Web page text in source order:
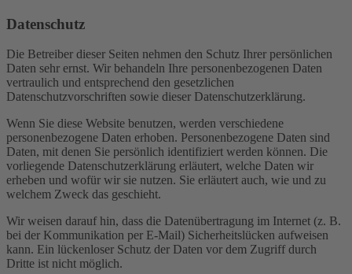
Datenschutz
Die Betreiber dieser Seiten nehmen den Schutz Ihrer persönlichen
Daten sehr ernst. Wir behandeln Ihre personenbezogenen Daten
vertraulich und entsprechend den gesetzlichen
Datenschutzvorschriften sowie dieser Datenschutzerklärung.
Wenn Sie diese Website benutzen, werden verschiedene
personenbezogene Daten erhoben. Personenbezogene Daten sind
Daten, mit denen Sie persönlich identifiziert werden können. Die
vorliegende Datenschutzerklärung erläutert, welche Daten wir
erheben und wofür wir sie nutzen. Sie erläutert auch, wie und zu
welchem Zweck das geschieht.
Wir weisen darauf hin, dass die Datenübertragung im Internet (z. B.
bei der Kommunikation per E-Mail) Sicherheitslücken aufweisen
kann. Ein lückenloser Schutz der Daten vor dem Zugriff durch
Dritte ist nicht möglich.